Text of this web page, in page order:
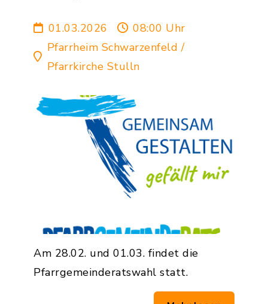
01.03.2026
08:00 Uhr
Pfarrheim Schwarzenfeld /
Pfarrkirche Stulln
Am 28.02. und 01.03. findet die
Pfarrgemeinderatswahl statt.